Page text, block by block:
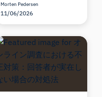
Morten Pedersen
11/06/2026